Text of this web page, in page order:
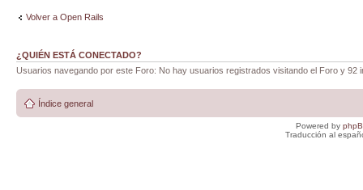
Volver a Open Rails
¿QUIÉN ESTÁ CONECTADO?
Usuarios navegando por este Foro: No hay usuarios registrados visitando el Foro y 92
Índice general
Powered by
Traducción al